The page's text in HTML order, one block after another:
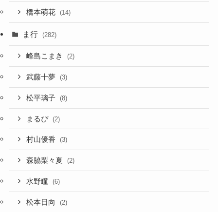
橋本萌花 (14)
ま行 (282)
峰島こまき (2)
武藤十夢 (3)
松平璃子 (8)
まるぴ (2)
村山優香 (3)
森脇梨々夏 (2)
水野瞳 (6)
松本日向 (2)